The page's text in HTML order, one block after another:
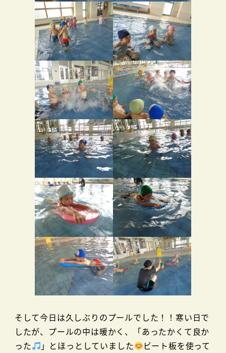
そして今日は久しぶりのプールでした！！寒い日で
したが、プールの中は暖かく、「あったかくて良か
った
」とほっとしていました
ビート板を使って